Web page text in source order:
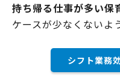
持ち帰る仕事が多い保
ケースが少なくないよ
シフト業務